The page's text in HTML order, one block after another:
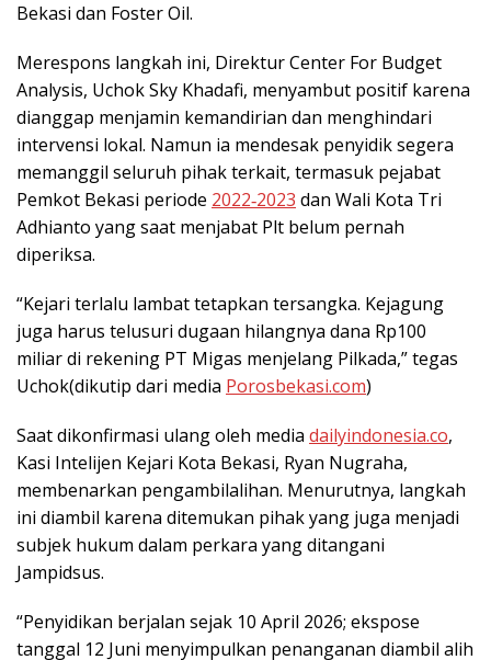
Bekasi dan Foster Oil.
Merespons langkah ini, Direktur Center For Budget
Analysis, Uchok Sky Khadafi, menyambut positif karena
dianggap menjamin kemandirian dan menghindari
intervensi lokal. Namun ia mendesak penyidik segera
memanggil seluruh pihak terkait, termasuk pejabat
Pemkot Bekasi periode 2022‑2023 dan Wali Kota Tri
Adhianto yang saat menjabat Plt belum pernah
diperiksa.
“Kejari terlalu lambat tetapkan tersangka. Kejagung
juga harus telusuri dugaan hilangnya dana Rp100
miliar di rekening PT Migas menjelang Pilkada,” tegas
Uchok(dikutip dari media Porosbekasi.com)
Saat dikonfirmasi ulang oleh media dailyindonesia.co,
Kasi Intelijen Kejari Kota Bekasi, Ryan Nugraha,
membenarkan pengambilalihan. Menurutnya, langkah
ini diambil karena ditemukan pihak yang juga menjadi
subjek hukum dalam perkara yang ditangani
Jampidsus.
“Penyidikan berjalan sejak 10 April 2026; ekspose
tanggal 12 Juni menyimpulkan penanganan diambil alih